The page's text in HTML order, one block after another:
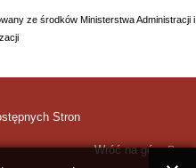
ze środków Ministerstwa Administracji i
Stron
Wróć na górę